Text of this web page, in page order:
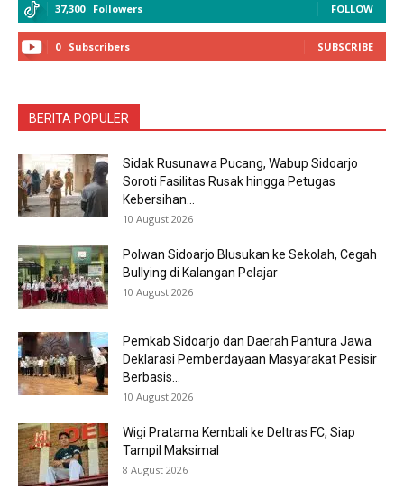
37,300 Followers FOLLOW
0 Subscribers SUBSCRIBE
BERITA POPULER
Sidak Rusunawa Pucang, Wabup Sidoarjo
Soroti Fasilitas Rusak hingga Petugas
Kebersihan...
10 August 2026
Polwan Sidoarjo Blusukan ke Sekolah, Cegah
Bullying di Kalangan Pelajar
10 August 2026
Pemkab Sidoarjo dan Daerah Pantura Jawa
Deklarasi Pemberdayaan Masyarakat Pesisir
Berbasis...
10 August 2026
Wigi Pratama Kembali ke Deltras FC, Siap
Tampil Maksimal
8 August 2026